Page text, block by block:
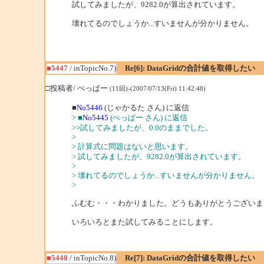
試してみましたが、9282.0が算出されています。
壊れてるのでしょうか...すいませんが分かりません。
■5447/ inTopicNo.7) Re[6]: DataGridの合計値を取得したい
□投稿者/ ぺっぱー (11回)-(2007/07/13(Fri) 11:42:48)
■No5446 (じゃかるた さん) に返信
> ■No5445 (ぺっぱー さん) に返信
>>試してみましたが、0.0のままでした。
>
> 計算式に問題はないと思います。
> 試してみましたが、9282.0が算出されています。
>
> 壊れてるのでしょうか...すいませんが分かりません。
>
ふむむ・・・わかりました。どうもありがとうござい
いろいろとまた試してみることにします。
■5448 / inTopicNo.8) Re[7]: DataGridの合計値を取得したい